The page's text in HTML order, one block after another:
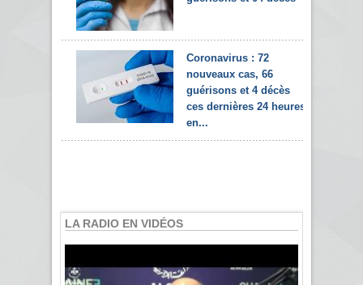
Coronavirus : 72
nouveaux cas, 66
guérisons et 4 décès
ces dernières 24 heures
en...
LA RADIO EN VIDÉOS